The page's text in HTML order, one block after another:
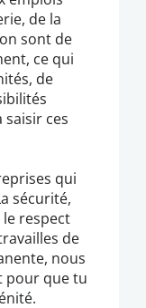
de la
sont de
ce qui
de
saisir ces
qui
sécurité,
respect
de
nous
pour que tu